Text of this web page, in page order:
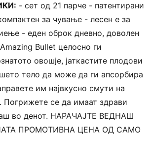
- сет од 21 парче - патентирани
за чување - лесен е за
- еден оброк дневно, доволен
Bullet целосно ги
овошје, јаткастите плодови
тело да може да ги апсорбира
им највкусно смути на
Погрижете се да имаат здрави
во денот. НАРАЧАЈТЕ ВЕДНАШ
ПРОМОТИВНА ЦЕНА ОД САМО